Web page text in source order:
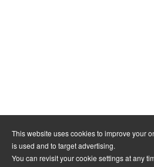
This website uses cookies to improve your
is used and to target advertising.
You can revisit your cookie settings at any